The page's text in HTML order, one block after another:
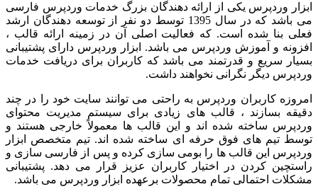
ابزار وردپرس یکی از ارائه دهندگان بزرگ خدمات وردپرس فارسی
می باشد که در سال 1395 توسط دو نفر از توسعه دهندگان ارشد
فعلی بنا شده است. که فعالیت اصلی آن در زمینه ارائه قالب ،
افزونه و آموزش وردپرس می باشد. ابزار وردپرس دارای پشتیبانی
بسیار سریع و قدرتمند می باشد که کاربران برای دریافت خدمات
وردپرس دیگر نگرانی نخواهند داشت.
امروزه کاربران وردپرس به راحتی می توانند سایت خود را در چند
دقیقه بسازند ، قالب های زیادی برای سیستم مدیریت محتوای
وردپرس ساخته شده اند و این قالب ها معمولاً خارجی هستند و
توسط تیم های فوق حرفه ای ساخته شده اند. تیم متخصص ابزار
وردپرس این قالب ها را بومی سازی کرده و پس از فارسی سازی و
راستچین کردن در اختیار کاربران عزیز قرار می دهد. پشتیبانی
مشکلات احتمالی تمام محصولات برعهده ابزار وردپرس می باشد.